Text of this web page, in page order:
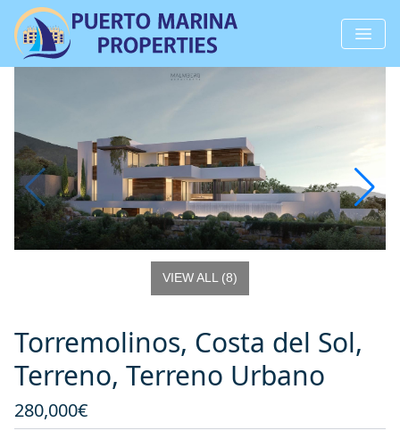
VIEW ALL(8)
Torremolinos, Costa del Sol,
Terreno, Terreno Urbano
280,000€